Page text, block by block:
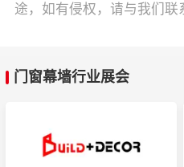
途，如有侵权，请与我们联
门窗幕墙行业展会